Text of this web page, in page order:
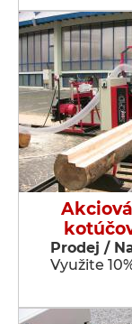
Prodej /
Využite